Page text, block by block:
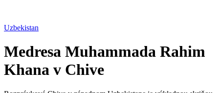
Uzbekistan
Medresa Muhammada Rahim
Khana v Chive